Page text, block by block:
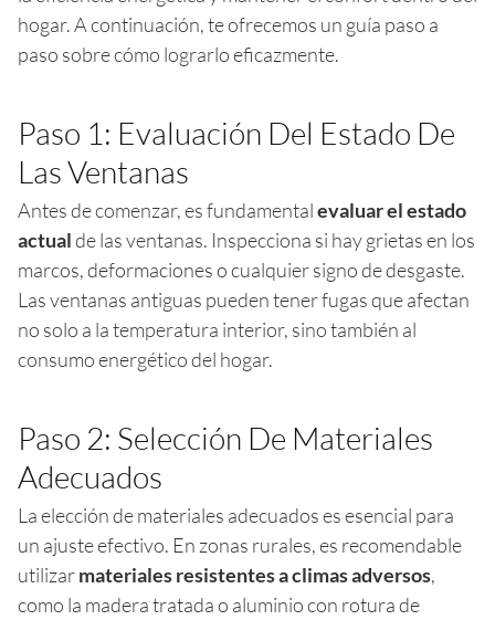
hogar. A continuación, te ofrecemos un guía paso a
paso sobre cómo lograrlo eficazmente.
Paso 1: Evaluación Del Estado De
Las Ventanas
Antes de comenzar, es fundamentalevaluar el estado
actualde las ventanas. Inspecciona si hay grietas en los
marcos, deformaciones o cualquier signo de desgaste.
Las ventanas antiguas pueden tener fugas que afectan
no solo a la temperatura interior, sino también al
consumo energético del hogar.
Paso 2: Selección De Materiales
Adecuados
La elección de materiales adecuados es esencial para
un ajuste efectivo. En zonas rurales, es recomendable
utilizarmateriales resistentes a climas adversos,
como la madera tratada o aluminio con rotura de